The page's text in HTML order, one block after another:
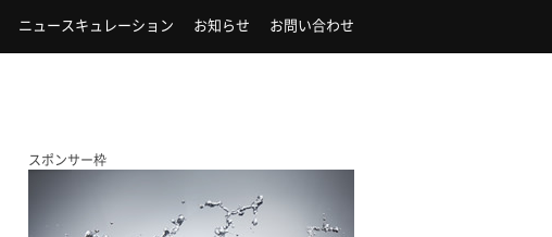
ニュースキュレーション お知らせ お問い合わせ
スポンサー枠